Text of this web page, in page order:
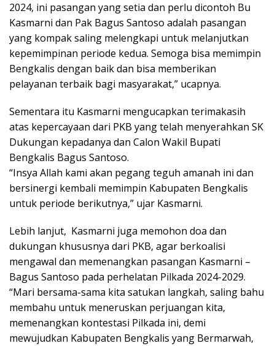
2024, ini pasangan yang setia dan perlu dicontoh Bu
Kasmarni dan Pak Bagus Santoso adalah pasangan
yang kompak saling melengkapi untuk melanjutkan
kepemimpinan periode kedua. Semoga bisa memimpin
Bengkalis dengan baik dan bisa memberikan
pelayanan terbaik bagi masyarakat,” ucapnya.
Sementara itu Kasmarni mengucapkan terimakasih
atas kepercayaan dari PKB yang telah menyerahkan SK
Dukungan kepadanya dan Calon Wakil Bupati
Bengkalis Bagus Santoso.
“Insya Allah kami akan pegang teguh amanah ini dan
bersinergi kembali memimpin Kabupaten Bengkalis
untuk periode berikutnya,” ujar Kasmarni.
Lebih lanjut, Kasmarni juga memohon doa dan
dukungan khususnya dari PKB, agar berkoalisi
mengawal dan memenangkan pasangan Kasmarni –
Bagus Santoso pada perhelatan Pilkada 2024-2029.
“Mari bersama-sama kita satukan langkah, saling bahu
membahu untuk meneruskan perjuangan kita,
memenangkan kontestasi Pilkada ini, demi
mewujudkan Kabupaten Bengkalis yang Bermarwah,